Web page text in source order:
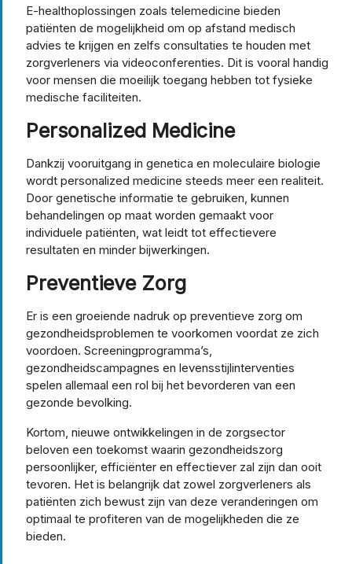
E-healthoplossingen zoals telemedicine bieden
patiënten de mogelijkheid om op afstand medisch
advies te krijgen en zelfs consultaties te houden met
zorgverleners via videoconferenties. Dit is vooral handig
voor mensen die moeilijk toegang hebben tot fysieke
medische faciliteiten.
Personalized Medicine
Dankzij vooruitgang in genetica en moleculaire biologie
wordt personalized medicine steeds meer een realiteit.
Door genetische informatie te gebruiken, kunnen
behandelingen op maat worden gemaakt voor
individuele patiënten, wat leidt tot effectievere
resultaten en minder bijwerkingen.
Preventieve Zorg
Er is een groeiende nadruk op preventieve zorg om
gezondheidsproblemen te voorkomen voordat ze zich
voordoen. Screeningprogramma’s,
gezondheidscampagnes en levensstijlinterventies
spelen allemaal een rol bij het bevorderen van een
gezonde bevolking.
Kortom, nieuwe ontwikkelingen in de zorgsector
beloven een toekomst waarin gezondheidszorg
persoonlijker, efficiënter en effectiever zal zijn dan ooit
tevoren. Het is belangrijk dat zowel zorgverleners als
patiënten zich bewust zijn van deze veranderingen om
optimaal te profiteren van de mogelijkheden die ze
bieden.